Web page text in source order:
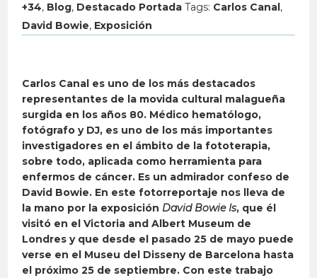
+34, Blog, Destacado Portada Tags: Carlos Canal,
David Bowie, Exposición
Carlos Canal es uno de los más destacados
representantes de la movida cultural malagueña
surgida en los años 80. Médico hematólogo,
fotógrafo y DJ, es uno de los más importantes
investigadores en el ámbito de la fototerapia,
sobre todo, aplicada como herramienta para
enfermos de cáncer. Es un admirador confeso de
David Bowie. En este fotorreportaje nos lleva de
la mano por la exposición David Bowie Is, que él
visitó en el Victoria and Albert Museum de
Londres y que desde el pasado 25 de mayo puede
verse en el Museu del Disseny de Barcelona hasta
el próximo 25 de septiembre. Con este trabajo